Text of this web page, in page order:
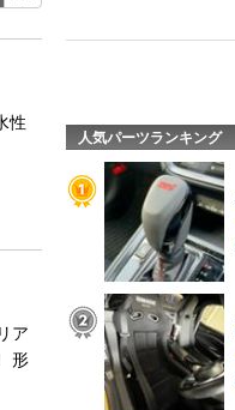
性
ア
形
人気パーツランキング